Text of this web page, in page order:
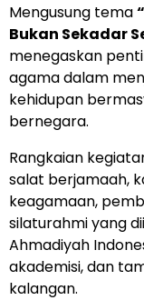
Mengusung tema
Bukan Sekadar
menegaskan
agama dalam
kehidupan
bernegara.
Rangkaian
salat berjamaah,
keagamaan,
silaturahmi yang
Ahmadiyah
akademisi, dan
kalangan.